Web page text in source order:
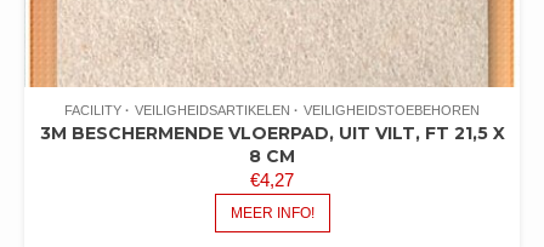
FACILITY VEILIGHEIDSARTIKELEN VEILIGHEIDSTOEBEHOREN
3M BESCHERMENDE VLOERPAD, UIT VILT, FT 21,5 X
8 CM
€4,27
MEER INFO!